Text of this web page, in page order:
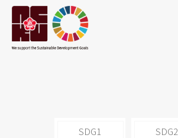
SDG1 SDG2